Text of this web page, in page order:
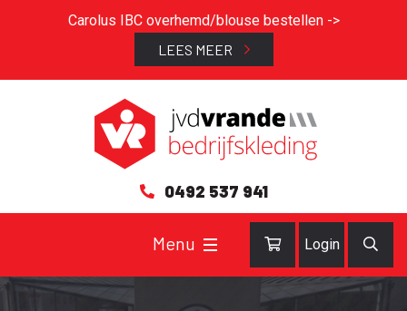
Carolus IBC overhemd/blouse bestellen ->
LEES MEER
0492 537 941
Login